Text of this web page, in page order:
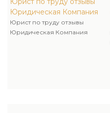
Юридическая Компания
Юрист по труду отзывы
Юридическая Компания